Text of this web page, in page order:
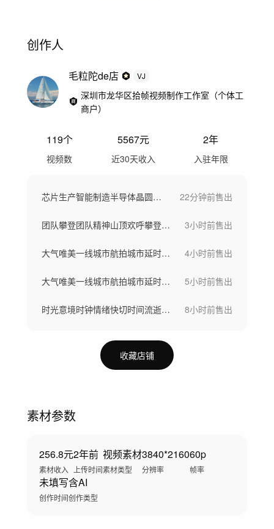
创作人
毛粒陀de店 VJ
深圳市龙华区拾帧视频制作工作室（个体工
商户）
119个
视频数
5567元
近30天收入
2年
入驻年限
芯片生产智能制造半导体晶圆制造高科技车间 22分钟前售出
团队攀登团队精神山顶欢呼攀登雪山齐心协力 3小时前售出
大气唯美一线城市航拍城市延时城市宣传片 4小时前售出
大气唯美一线城市航拍城市延时城市宣传片 5小时前售出
时光意境时钟情绪快切时间流逝飞逝倒流延时 8小时前售出
收藏店铺
素材参数
256.8元
素材收入
2年前
上传时间
视频素材
素材类型
3840*2160
分辨率
60p
帧率
未填写
创作时间
含AI
创作类型